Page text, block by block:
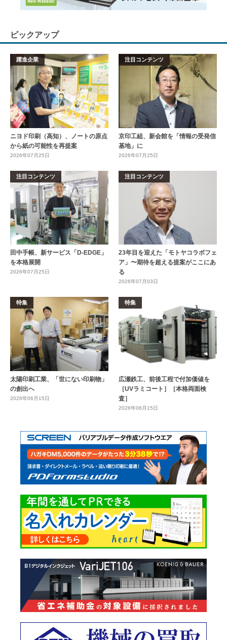
ピックアップ
躍進企業
ニヨド印刷（高知）、ノートの原点
から紙の可能性を再提案
2026年07月25日
注目コンテンツ
京印工組、新会館を「情報の受発信
基地」に
2026年07月25日
注目コンテンツ
田中手帳、新サービス「D-EDGE」
を本格展開
2026年07月25日
注目コンテンツ
23年目を迎えた「モトヤコラボフェ
ア」〜期待を超える提案がここにあ
る
2026年07月03日
特集
太陽印刷工業、「世にない印刷物」
の創出へ
2026年06月15日
特集
広瀬鉄工、前後工程で付加価値を
［UVラミコート］［本格両面検
査］
2026年06月15日